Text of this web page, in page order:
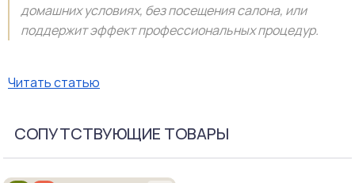
домашних условиях, без посещения салона, или
поддержит эффект профессиональных процедур.
Читать статью
СОПУТСТВУЮЩИЕ ТОВАРЫ